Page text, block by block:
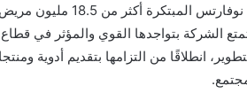
الشركة بتواجدها القوي والمؤثر في
انطلاقًا من التزامها بتقديم أدوية